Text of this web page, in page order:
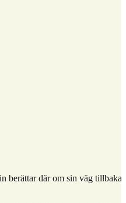
berättar där om sin väg tillbaka